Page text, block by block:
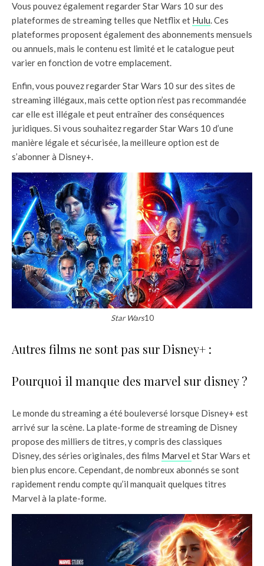
Vous pouvez également regarder Star Wars 10 sur des
plateformes de streaming telles que Netflix et Hulu. Ces
plateformes proposent également des abonnements mensuels
ou annuels, mais le contenu est limité et le catalogue peut
varier en fonction de votre emplacement.
Enfin, vous pouvez regarder Star Wars 10 sur des sites de
streaming illégaux, mais cette option n’est pas recommandée
car elle est illégale et peut entraîner des conséquences
juridiques. Si vous souhaitez regarder Star Wars 10 d’une
manière légale et sécurisée, la meilleure option est de
s’abonner à Disney+.
Star Wars10
Autres films ne sont pas sur Disney+ :
Pourquoi il manque des marvel sur disney ?
Le monde du streaming a été bouleversé lorsque Disney+ est
arrivé sur la scène. La plate-forme de streaming de Disney
propose des milliers de titres, y compris des classiques
Disney, des séries originales, des films Marvel et Star Wars et
bien plus encore. Cependant, de nombreux abonnés se sont
rapidement rendu compte qu’il manquait quelques titres
Marvel à la plate-forme.